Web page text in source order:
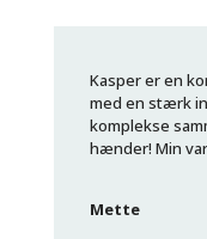
Kasper er en
med en stærk
komplekse
hænder! Min
Mette